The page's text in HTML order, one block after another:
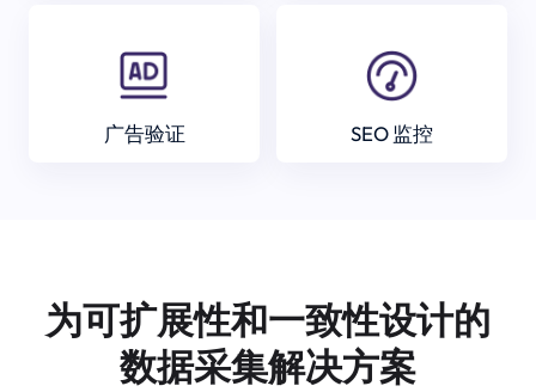
广告验证 SEO 监控
为可扩展性和一致性设计的
数据采集解决方案